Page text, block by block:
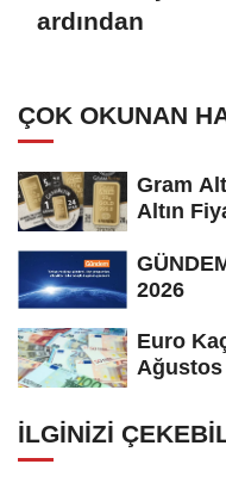
ardından
ÇOK OKUNAN
Gram
Altın
2026
Euro
Ağustos
İLGINIZI